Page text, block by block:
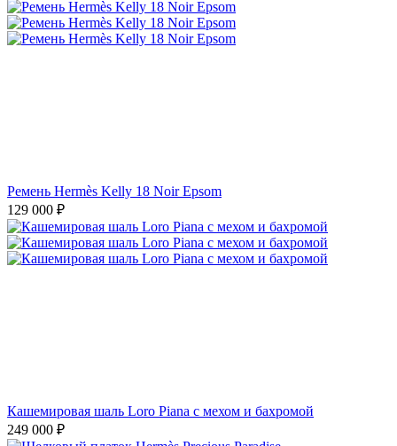
Ремень Hermès Kelly 18 Noir Epsom
129 000 ₽
Кашемировая шаль Loro Piana с мехом и бахромой
249 000 ₽